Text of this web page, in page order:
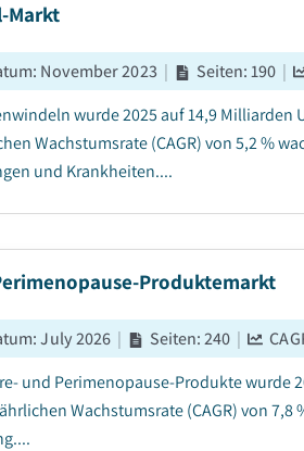
Markt
: November 2023 | Seiten:190 |
wurde 2025 auf 14,9
Wachstumsrate (CAGR) von 5,2 %
und Krankheiten....
Produktemarkt
:July 2026 | Seiten:240 |
und Perimenopause-Produkte wurde
Wachstumsrate (CAGR) von